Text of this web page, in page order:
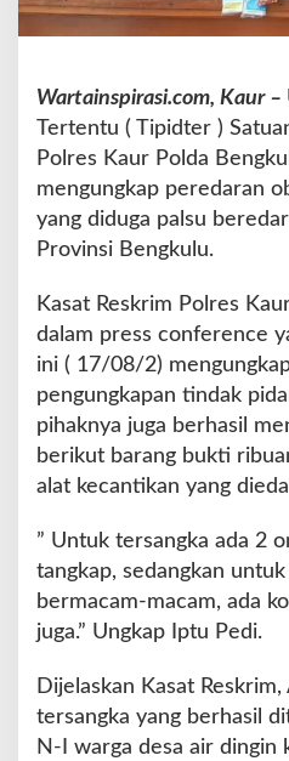
g
k
l
U
n
g
a
p
e
r
e
a
r
a
n
a
t
P
a
Wartainspirasi.com, Kaur –
Tertentu ( Tipidter )
Polres Kaur Polda
mengungkap peredaran
yang diduga palsu
Provinsi Bengkulu.
Kasat Reskrim Polres
dalam press conference
ini ( 17/08/2)
pengungkapan tindak
pihaknya juga berhasil
berikut barang bukti
alat kecantikan yang
” Untuk tersangka ada 2
tangkap, sedangkan
bermacam-macam, ada
juga.” Ungkap Iptu Pedi.
Dijelaskan Kasat
tersangka yang berhasil
N-I warga desa air dingin